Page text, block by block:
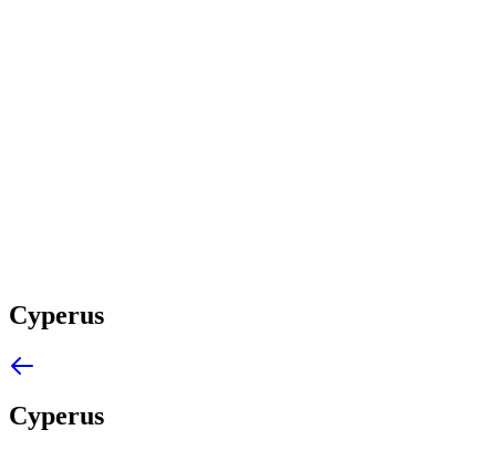
Cyperus
Cyperus